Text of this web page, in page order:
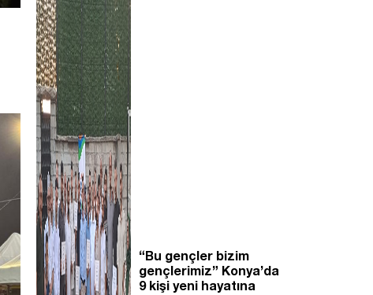
“Bu gençler bizim
gençlerimiz” Konya’da
9 kişi yeni hayatına